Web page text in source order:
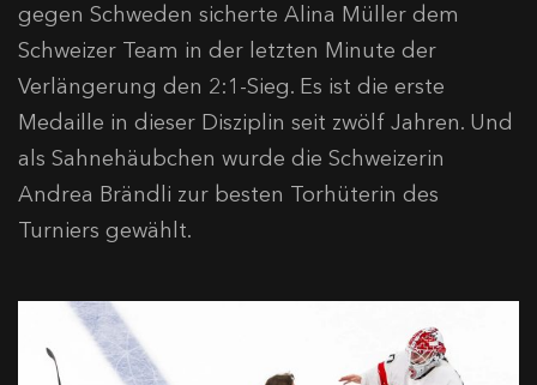
gegen Schweden sicherte Alina Müller dem
Schweizer Team in der letzten Minute der
Verlängerung den 2:1-Sieg. Es ist die erste
Medaille in dieser Disziplin seit zwölf Jahren. Und
als Sahnehäubchen wurde die Schweizerin
Andrea Brändli zur besten Torhüterin des
Turniers gewählt.